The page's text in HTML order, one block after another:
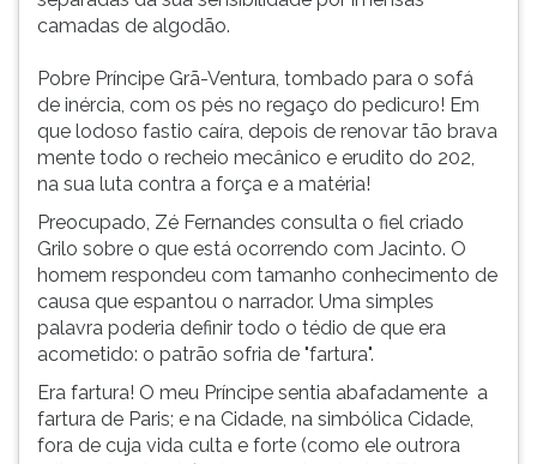
camadas de algodão.
Pobre Príncipe Grã-Ventura, tombado para o sofá
de inércia, com os pés no regaço do pedicuro! Em
que lodoso fastio caíra, depois de renovar tão brava
mente todo o recheio mecânico e erudito do 202,
na sua luta contra a força e a matéria!
Preocupado, Zé Fernandes consulta o fiel criado
Grilo sobre o que está ocorrendo com Jacinto. O
homem respondeu com tamanho conhecimento de
causa que espantou o narrador. Uma simples
palavra poderia definir todo o tédio de que era
acometido: o patrão sofria de "fartura".
Era fartura! O meu Príncipe sentia abafadamente a
fartura de Paris; e na Cidade, na simbólica Cidade,
fora de cuja vida culta e forte (como ele outrora